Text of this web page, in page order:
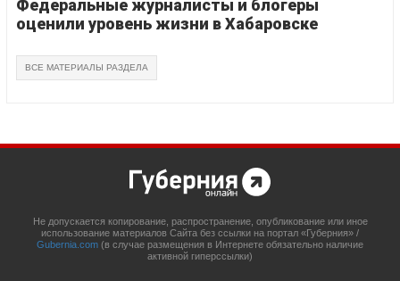
Федеральные журналисты и блогеры
оценили уровень жизни в Хабаровске
ВСЕ МАТЕРИАЛЫ РАЗДЕЛА
Не допускается копирование, распространение, опубликование или иное
использование материалов Сайта без ссылки на портал «Губерния» /
Gubernia.com (в случае размещения в Интернете обязательно наличие
активной гиперссылки)